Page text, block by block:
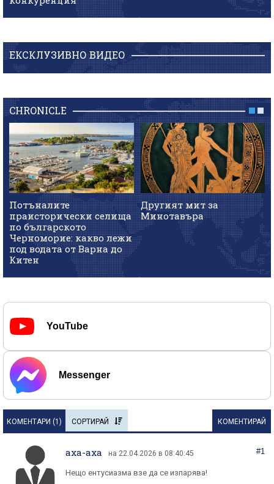
ЕКСКЛУЗИВНО ВИДЕО
CHRONICLE
Потъналите
праисторически селища
по българското
Черноморие: какво лежи
под водата от Варна до
Китен
Другият мит за
Минотавъра
YouTube
Messenger
КОМЕНТАРИ (1 ) СОРТИРАЙ КОМЕНТИРАЙ
axa-axa на 22.04.2026 в 08:40:45 #1
Нещо ентусиазма взе да се изпарява!